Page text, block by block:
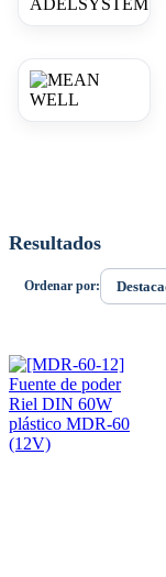
Resultados
Ordenar por: